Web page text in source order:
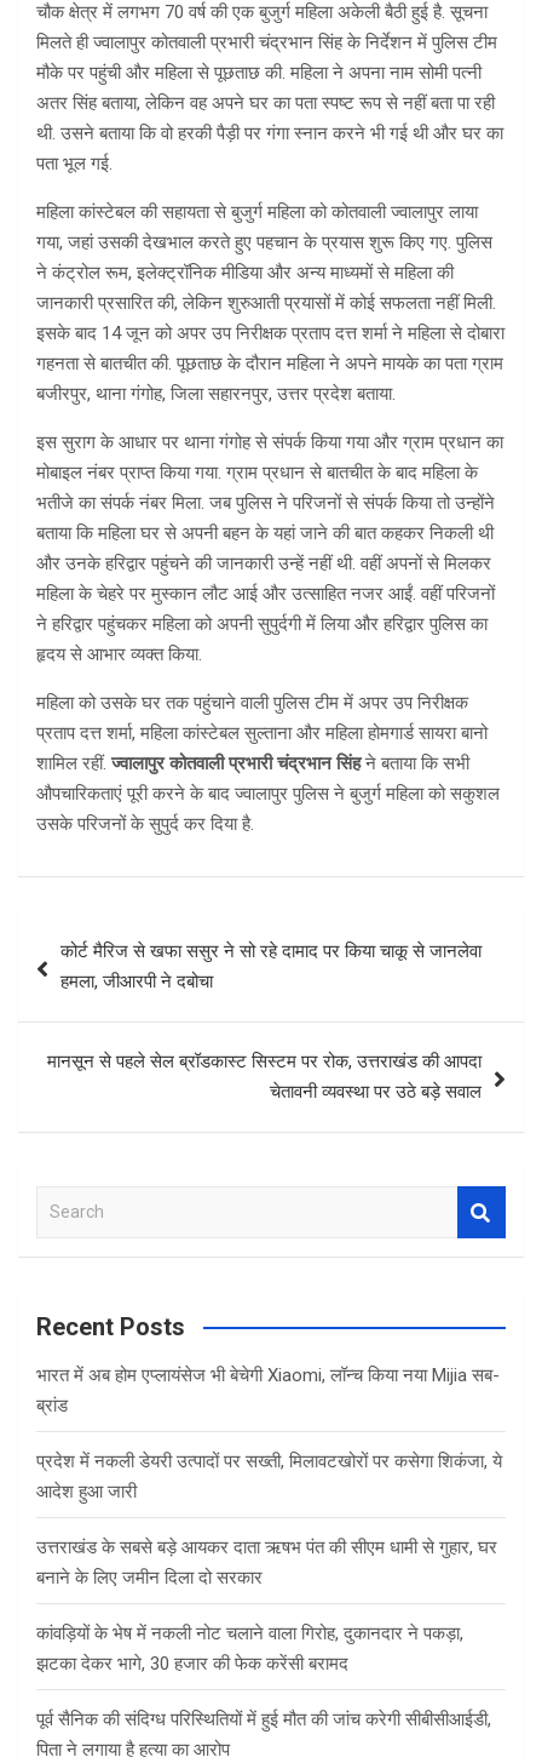
चौक क्षेत्र में लगभग 70 वर्ष की एक बुजुर्ग महिला अकेली बैठी हुई है. सूचना
मिलते ही ज्वालापुर कोतवाली प्रभारी चंद्रभान सिंह के निर्देशन में पुलिस टीम
मौके पर पहुंची और महिला से पूछताछ की. महिला ने अपना नाम सोमी पत्नी
अतर सिंह बताया, लेकिन वह अपने घर का पता स्पष्ट रूप से नहीं बता पा रही
थी. उसने बताया कि वो हरकी पैड़ी पर गंगा स्नान करने भी गई थी और घर का
पता भूल गई.
महिला कांस्टेबल की सहायता से बुजुर्ग महिला को कोतवाली ज्वालापुर लाया
गया, जहां उसकी देखभाल करते हुए पहचान के प्रयास शुरू किए गए. पुलिस
ने कंट्रोल रूम, इलेक्ट्रॉनिक मीडिया और अन्य माध्यमों से महिला की
जानकारी प्रसारित की, लेकिन शुरुआती प्रयासों में कोई सफलता नहीं मिली.
इसके बाद 14 जून को अपर उप निरीक्षक प्रताप दत्त शर्मा ने महिला से दोबारा
गहनता से बातचीत की. पूछताछ के दौरान महिला ने अपने मायके का पता ग्राम
बजीरपुर, थाना गंगोह, जिला सहारनपुर, उत्तर प्रदेश बताया.
इस सुराग के आधार पर थाना गंगोह से संपर्क किया गया और ग्राम प्रधान का
मोबाइल नंबर प्राप्त किया गया. ग्राम प्रधान से बातचीत के बाद महिला के
भतीजे का संपर्क नंबर मिला. जब पुलिस ने परिजनों से संपर्क किया तो उन्होंने
बताया कि महिला घर से अपनी बहन के यहां जाने की बात कहकर निकली थी
और उनके हरिद्वार पहुंचने की जानकारी उन्हें नहीं थी. वहीं अपनों से मिलकर
महिला के चेहरे पर मुस्कान लौट आई और उत्साहित नजर आईं. वहीं परिजनों
ने हरिद्वार पहुंचकर महिला को अपनी सुपुर्दगी में लिया और हरिद्वार पुलिस का
हृदय से आभार व्यक्त किया.
महिला को उसके घर तक पहुंचाने वाली पुलिस टीम में अपर उप निरीक्षक
प्रताप दत्त शर्मा, महिला कांस्टेबल सुल्ताना और महिला होमगार्ड सायरा बानो
शामिल रहीं.ज्वालापुर कोतवाली प्रभारी चंद्रभान सिंहने बताया कि सभी
औपचारिकताएं पूरी करने के बाद ज्वालापुर पुलिस ने बुजुर्ग महिला को सकुशल
उसके परिजनों के सुपुर्द कर दिया है.
navigation
कोर्ट मैरिज से खफा ससुर ने सो रहे दामाद पर किया चाकू से जानलेवा
हमला, जीआरपी ने दबोचा
मानसून से पहले सेल ब्रॉडकास्ट सिस्टम पर रोक, उत्तराखंड की आपदा
चेतावनी व्यवस्था पर उठे बड़े सवाल
a
c
Recent Posts
भारत में अब होम एप्लायंसेज भी बेचेगी Xiaomi, लॉन्च किया नया Mijia सब-
ब्रांड
प्रदेश में नकली डेयरी उत्पादों पर सख्ती, मिलावटखोरों पर कसेगा शिकंजा, ये
आदेश हुआ जारी
उत्तराखंड के सबसे बड़े आयकर दाता ऋषभ पंत की सीएम धामी से गुहार, घर
बनाने के लिए जमीन दिला दो सरकार
कांवड़ियों के भेष में नकली नोट चलाने वाला गिरोह, दुकानदार ने पकड़ा,
झटका देकर भागे, 30 हजार की फेक करेंसी बरामद
पूर्व सैनिक की संदिग्ध परिस्थितियों में हुई मौत की जांच करेगी सीबीसीआईडी,
पिता ने लगाया है हत्या का आरोप